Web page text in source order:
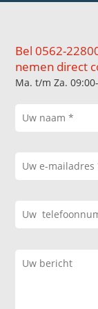
Bel 0562-
nemen direct
Ma. t/m Za.